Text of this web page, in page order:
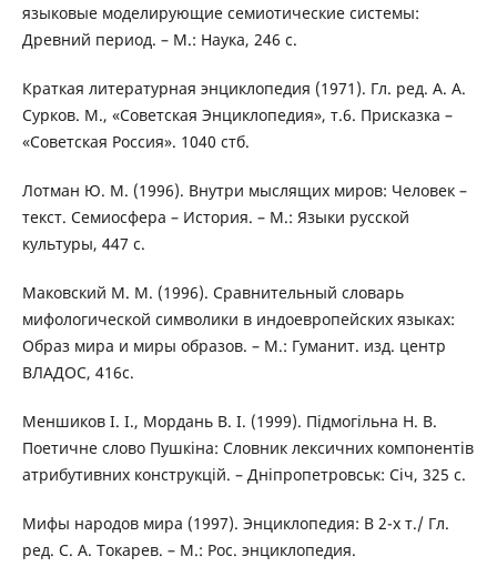
языковые моделирующие семиотические системы:
Древний период. – М.: Наука, 246 с.
Краткая литературная энциклопедия (1971). Гл. ред. А. А.
Сурков. М., «Советская Энциклопедия», т.6. Присказка –
«Советская Россия». 1040 стб.
Лотман Ю. М. (1996). Внутри мыслящих миров: Человек –
текст. Семиосфера – История. – М.: Языки русской
культуры, 447 с.
Маковский М. М. (1996). Сравнительный словарь
мифологической символики в индоевропейских языках:
Образ мира и миры образов. – М.: Гуманит. изд. центр
ВЛАДОС, 416с.
Меншиков І. І., Мордань В. І. (1999). Підмогільна Н. В.
Поетичне слово Пушкіна: Словник лексичних компонентів
атрибутивних конструкцій. – Дніпропетровськ: Січ, 325 с.
Мифы народов мира (1997). Энциклопедия: В 2-х т./ Гл.
ред. С. А. Токарев. – М.: Рос. энциклопедия.